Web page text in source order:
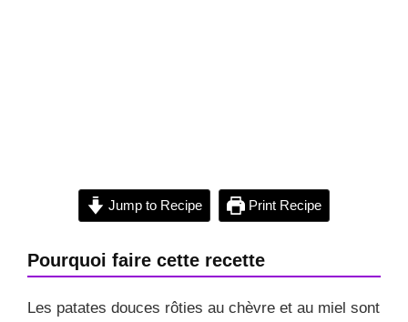
Jump to Recipe Print Recipe
Pourquoi faire cette recette
Les patates douces rôties au chèvre et au miel sont